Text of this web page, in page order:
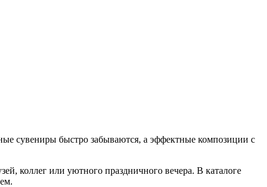
сувениры быстро забываются, а эффектные композиции с
коллег или уютного праздничного вечера. В каталоге